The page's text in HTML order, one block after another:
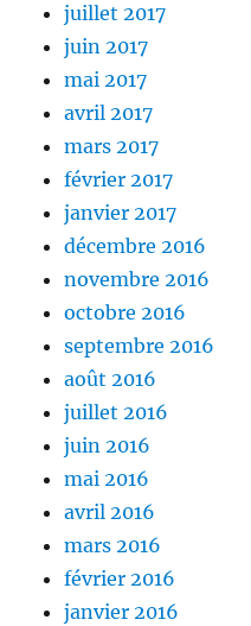
juillet 2017
juin 2017
mai 2017
avril 2017
mars 2017
février 2017
janvier 2017
décembre 2016
novembre 2016
octobre 2016
septembre 2016
août 2016
juillet 2016
juin 2016
mai 2016
avril 2016
mars 2016
février 2016
janvier 2016